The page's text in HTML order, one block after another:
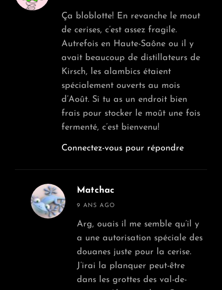
Ça bloblotte! En revanche le mout
de cerises, c’est assez fragile.
Autrefois en Haute-Saône ou il y
avait beaucoup de distillateurs de
Kirsch, les alambics étaient
spécialement ouverts au mois
d’Août. Si tu as un endroit bien
frais pour stocker le moût une fois
fermenté, c’est bienvenu!
Connectez-vous pour répondre
Matchac
says:
9 ANS AGO
Arg, ouais il me semble qu’il y
a une autorisation spéciale des
douanes juste pour la cerise.
J’irai la planquer peut-être
dans les grottes des val-de-